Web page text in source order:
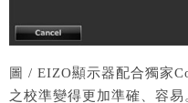
圖 / EIZO顯示器配合獨家
之校準變得更加準確、容易